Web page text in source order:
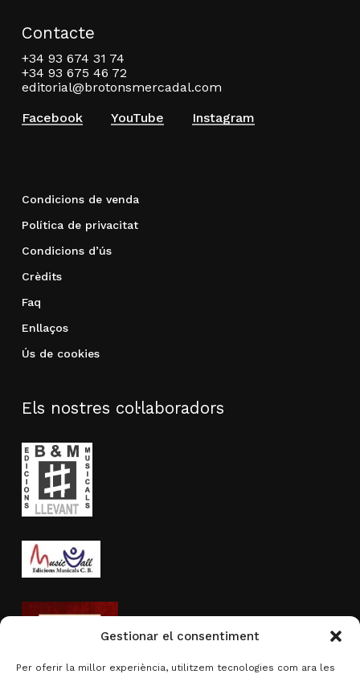
Gestionar el consentiment
Per oferir la millor experiència, utilitzem tecnologies com ara les
Contacte
+34 93 674 31 74
+34 93 675 46 72
editorial@brotonsmercadal.com
Facebook
YouTube Instagram
Condicions de venda
Política de privacitat
Condicions d’ús
Crèdits
Faq
Enllaços
Ús de cookies
Els nostres col·laboradors